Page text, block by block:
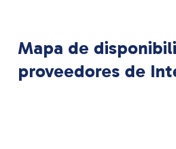
Mapa de
proveedores de